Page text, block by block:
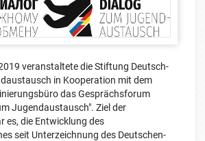
veranstaltete die Stiftung Deutsch-
in Kooperation mit dem
das Gesprächsforum
Jugendaustausch". Ziel der
es, die Entwicklung des
seit Unterzeichnung des Deutschen-